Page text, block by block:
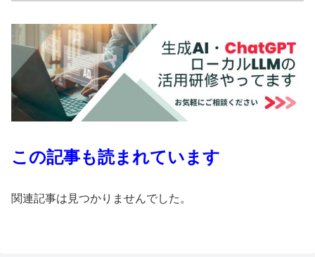
この記事も読まれています
関連記事は見つかりませんでした。